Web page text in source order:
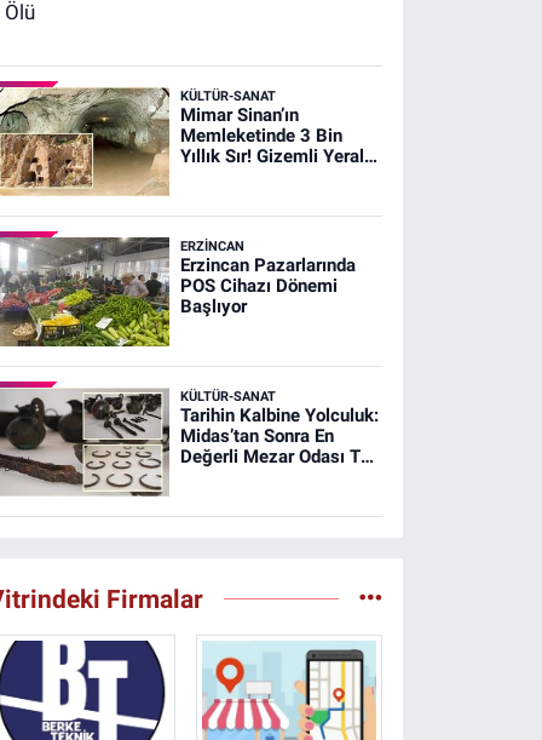
KÜLTÜR-SANAT
Mimar Sinan’ın
Memleketinde 3 Bin
Yıllık Sır! Gizemli Yeraltı
ERZINCAN
Erzincan Pazarlarında
POS Cihazı Dönemi
Başlıyor
KÜLTÜR-SANAT
Tarihin Kalbine Yolculuk:
Midas’tan Sonra En
Değerli Mezar Odası T26
Firmalar